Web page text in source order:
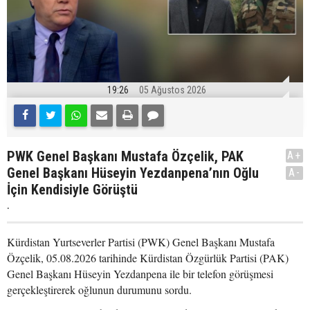
19:26 05 Ağustos 2026
PWK Genel Başkanı Mustafa Özçelik, PAK
Genel Başkanı Hüseyin Yezdanpena’nın Oğlu
İçin Kendisiyle Görüştü
.
A+
A-
Kürdistan Yurtseverler Partisi (PWK) Genel Başkanı Mustafa
Özçelik, 05.08.2026 tarihinde Kürdistan Özgürlük Partisi (PAK)
Genel Başkanı Hüseyin Yezdanpena ile bir telefon görüşmesi
gerçekleştirerek oğlunun durumunu sordu.